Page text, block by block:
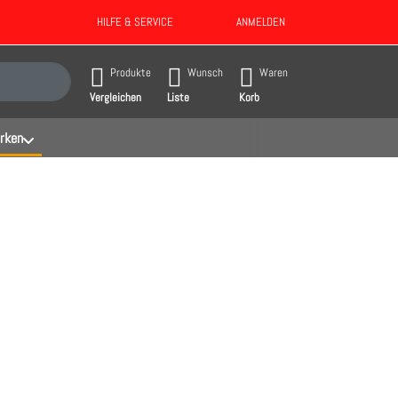
HILFE & SERVICE ANMELDEN
Drücken Sie die Eingabetaste, um alle Ergebnisse aufzurufen.
Produkte
Vergleichen
Wunsch
Liste
Waren
Korb